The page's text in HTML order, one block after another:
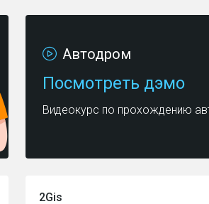
Автодром
Посмотреть дэмо
Видеокурс по прохождению
2Gis